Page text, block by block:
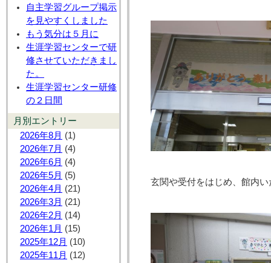
自主学習グループ掲示
を見やすくしました
もう気分は５月に
生涯学習センターで研
修させていただきまし
た。
生涯学習センター研修
の２日間
月別エントリー
2026年8月 (1)
2026年7月 (4)
2026年6月 (4)
2026年5月 (5)
2026年4月 (21)
2026年3月 (21)
2026年2月 (14)
2026年1月 (15)
2025年12月 (10)
2025年11月 (12)
玄関や受付をはじめ、館内